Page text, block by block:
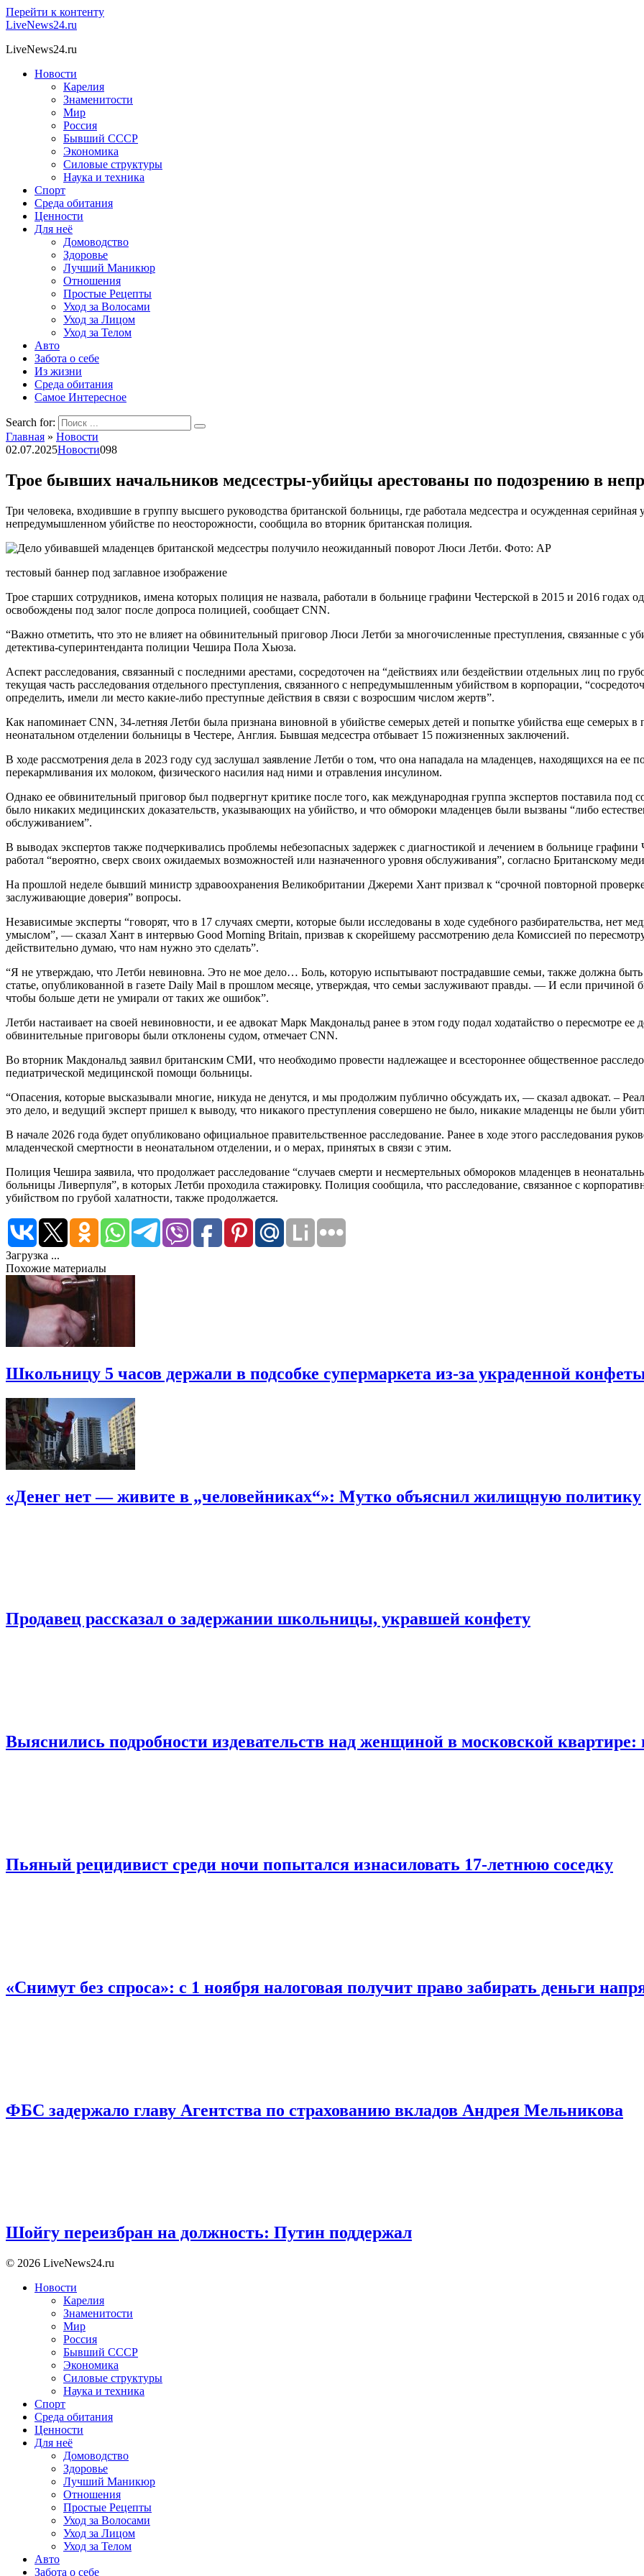
Перейти к контенту
LiveNews24.ru
LiveNews24.ru
Новости
Карелия
Знаменитости
Мир
Россия
Бывший СССР
Экономика
Силовые структуры
Наука и техника
Спорт
Среда обитания
Ценности
Для неё
Домоводство
Здоровье
Лучший Маникюр
Отношения
Простые Рецепты
Уход за Волосами
Уход за Лицом
Уход за Телом
Авто
Забота о себе
Из жизни
Среда обитания
Самое Интересное
Search for:
Главная » Новости
02.07.2025Новости098
Трое бывших начальников медсестры-убийцы арестованы по подозрению в
Три человека, входившие в группу высшего руководства британской больницы, где работала медсестра и осужденная
непредумышленном убийстве по неосторожности, сообщила во вторник британская полиция.
Люси Летби. Фото: AP
тестовый баннер под заглавное изображение
Трое старших сотрудников, имена которых полиция не назвала, работали в больнице графини Честерской в 2015 и 2016 годах
освобождены под залог после допроса полицией, сообщает CNN.
“Важно отметить, что это не влияет на обвинительный приговор Люси Летби за многочисленные преступления, связанные с
детектива-суперинтенданта полиции Чешира Пола Хьюза.
Аспект расследования, связанный с последними арестами, сосредоточен на “действиях или бездействии отдельных лиц по
текущая часть расследования отдельного преступления, связанного с непредумышленным убийством в корпорации,
определить, имели ли место какие-либо преступные действия в связи с возросшим числом жертв”.
Как напоминает CNN, 34-летняя Летби была признана виновной в убийстве семерых детей и попытке убийства еще семерых
неонатальном отделении больницы в Честере, Англия. Бывшая медсестра отбывает 15 пожизненных заключений.
В ходе рассмотрения дела в 2023 году суд заслушал заявление Летби о том, что она нападала на младенцев, находящихся на ее
перекармливания их молоком, физического насилия над ними и отравления инсулином.
Однако ее обвинительный приговор был подвергнут критике после того, как международная группа экспертов поставила под
было никаких медицинских доказательств, указывающих на убийство, и что обмороки младенцев были вызваны “либо
обслуживанием”.
В выводах экспертов также подчеркивались проблемы небезопасных задержек с диагностикой и лечением в больнице графини
работал “вероятно, сверх своих ожидаемых возможностей или назначенного уровня обслуживания”, согласно Британскому
На прошлой неделе бывший министр здравоохранения Великобритании Джереми Хант призвал к “срочной повторной
заслуживающие доверия” вопросы.
Независимые эксперты “говорят, что в 17 случаях смерти, которые были исследованы в ходе судебного разбирательства, нет
умыслом”, — сказал Хант в интервью Good Morning Britain, призвав к скорейшему рассмотрению дела Комиссией по
действительно думаю, что нам нужно это сделать”.
“Я не утверждаю, что Летби невиновна. Это не мое дело… Боль, которую испытывают пострадавшие семьи, также должна
статье, опубликованной в газете Daily Mail в прошлом месяце, утверждая, что семьи заслуживают правды. — И если
чтобы больше дети не умирали от таких же ошибок”.
Летби настаивает на своей невиновности, и ее адвокат Марк Макдональд ранее в этом году подал ходатайство о пересмотре
обвинительные приговоры были отклонены судом, отмечает CNN.
Во вторник Макдональд заявил британским СМИ, что необходимо провести надлежащее и всестороннее общественное
педиатрической медицинской помощи больницы.
“Опасения, которые высказывали многие, никуда не денутся, и мы продолжим публично обсуждать их, — сказал адвокат. –
это дело, и ведущий эксперт пришел к выводу, что никакого преступления совершено не было, никакие младенцы не были
В начале 2026 года будет опубликовано официальное правительственное расследование. Ранее в ходе этого расследования
младенческой смертности в неонатальном отделении, и о мерах, принятых в связи с этим.
Полиция Чешира заявила, что продолжает расследование “случаев смерти и несмертельных обмороков младенцев в
больницы Ливерпуля”, в которых Летби проходила стажировку. Полиция сообщила, что расследование, связанное с
убийством по грубой халатности, также продолжается.
Загрузка ...
Похожие материалы
Школьницу 5 часов держали в подсобке супермаркета из-за украденной
«Денег нет — живите в „человейниках“»: Мутко объяснил жилищную политику
Продавец рассказал о задержании школьницы, укравшей конфету
Выяснились подробности издевательств над женщиной в московской квартире:
Пьяный рецидивист среди ночи попытался изнасиловать 17-летнюю соседку
«Снимут без спроса»: с 1 ноября налоговая получит право забирать деньги
ФБС задержало главу Агентства по страхованию вкладов Андрея Мельникова
Шойгу переизбран на должность: Путин поддержал
© 2026 LiveNews24.ru
Новости
Карелия
Знаменитости
Мир
Россия
Бывший СССР
Экономика
Силовые структуры
Наука и техника
Спорт
Среда обитания
Ценности
Для неё
Домоводство
Здоровье
Лучший Маникюр
Отношения
Простые Рецепты
Уход за Волосами
Уход за Лицом
Уход за Телом
Авто
Забота о себе